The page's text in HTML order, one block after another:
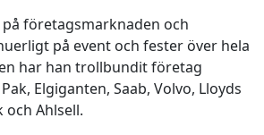
företagsmarknaden och
på event och fester över hela
har han trollbundit företag
Elgiganten, Saab, Volvo, Lloyds
och Ahlsell.